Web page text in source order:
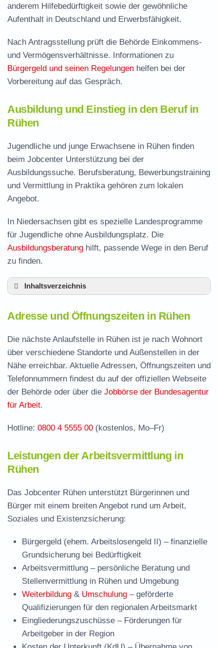
anderem Hilfebedürftigkeit sowie der gewöhnliche
Aufenthalt in Deutschland und Erwerbsfähigkeit.
Nach Antragsstellung prüft die Behörde Einkommens-
und Vermögensverhältnisse. Informationen zu
Bürgergeld und seinen Regelungen helfen bei der
Vorbereitung auf das Gespräch.
Ausbildung und Einstieg in den Beruf in
Rühen
Jugendliche und junge Erwachsene in Rühen finden
beim Jobcenter Unterstützung bei der
Ausbildungssuche. Berufsberatung, Bewerbungstraining
und Vermittlung in Praktika gehören zum lokalen
Angebot.
In Niedersachsen gibt es spezielle Landesprogramme
für Jugendliche ohne Ausbildungsplatz. Die
Ausbildungsberatung hilft, passende Wege in den Beruf
zu finden.
Inhaltsverzeichnis
Leistungen der Arbeitsvermittlung in Rühen
Termin vereinbaren und Bürgergeld beantragen
Jobcenter Gifhorn – zuständige Stelle
Stellenangebote und Jobbörse in Rühen
Häufige Fragen rund ums Jobcenter
Adresse und Öffnungszeiten in Rühen
Die nächste Anlaufstelle in Rühen ist je nach Wohnort
über verschiedene Standorte und Außenstellen in der
Nähe erreichbar. Aktuelle Adressen, Öffnungszeiten und
Telefonnummern findest du auf der offiziellen Webseite
der Behörde oder über die Jobbörse der Bundesagentur
für Arbeit.
Hotline: 0800 4 5555 00 (kostenlos, Mo–Fr)
Leistungen der Arbeitsvermittlung in
Rühen
Das Jobcenter Rühen unterstützt Bürgerinnen und
Bürger mit einem breiten Angebot rund um Arbeit,
Soziales und Existenzsicherung:
Bürgergeld (ehem. Arbeitslosengeld II) – finanzielle
Grundsicherung bei Bedürftigkeit
Arbeitsvermittlung – persönliche Beratung und
Stellenvermittlung in Rühen und Umgebung
Weiterbildung & Umschulung – geförderte
Qualifizierungen für den regionalen Arbeitsmarkt
Eingliederungszuschüsse – Förderungen für
Arbeitgeber in der Region